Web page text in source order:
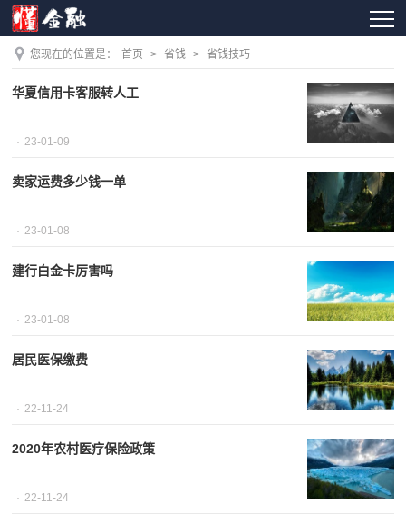
您现在的位置是： 首页 > 省钱 > 省钱技巧
华夏信用卡客服转人工
23-01-09
卖家运费多少钱一单
23-01-08
建行白金卡厉害吗
23-01-08
居民医保缴费
22-11-24
2020年农村医疗保险政策
22-11-24